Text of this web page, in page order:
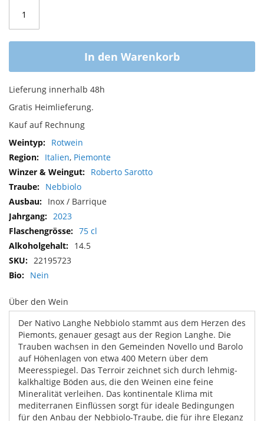
In den Warenkorb
Lieferung innerhalb 48h
Gratis Heimlieferung.
Kauf auf Rechnung
Mehr
Informationen
Rotwein
Italien, Piemonte
Roberto Sarotto
Nebbiolo
Inox / Barrique
2023
75 cl
14.5
22195723
Nein
Über den Wein
Der Nativo Langhe Nebbiolo stammt aus dem Herzen des
Piemonts, genauer gesagt aus der Region Langhe. Die
Trauben wachsen in den Gemeinden Novello und Barolo
auf Höhenlagen von etwa 400 Metern über dem
Meeresspiegel. Das Terroir zeichnet sich durch lehmig-
kalkhaltige Böden aus, die den Weinen eine feine
Mineralität verleihen. Das kontinentale Klima mit
mediterranen Einflüssen sorgt für ideale Bedingungen
für den Anbau der Nebbiolo-Traube, die für ihre Eleganz